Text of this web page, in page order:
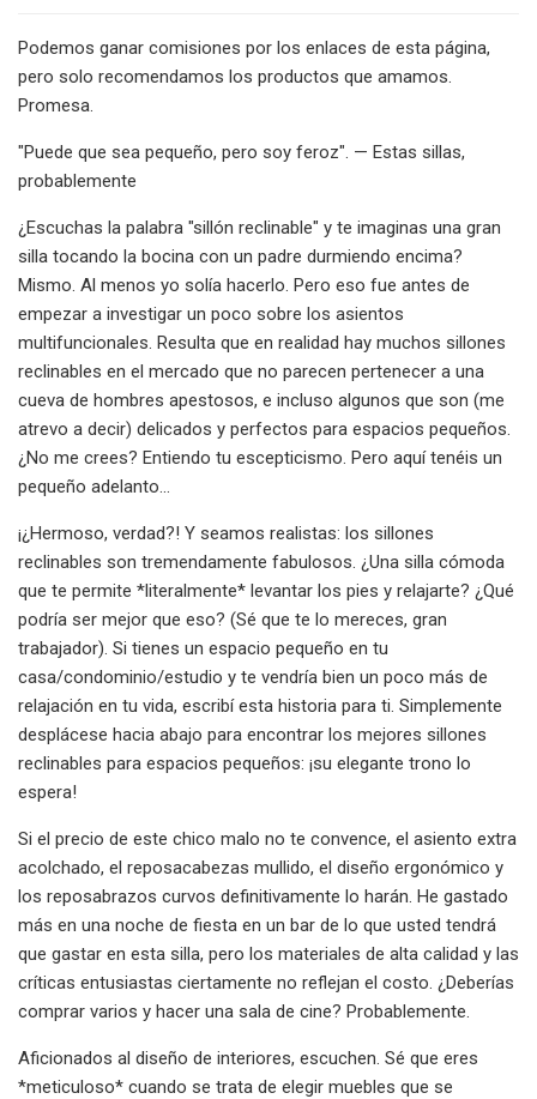
Podemos ganar comisiones por los enlaces de esta página,
pero solo recomendamos los productos que amamos.
Promesa.
"Puede que sea pequeño, pero soy feroz". — Estas sillas,
probablemente
¿Escuchas la palabra "sillón reclinable" y te imaginas una gran
silla tocando la bocina con un padre durmiendo encima?
Mismo. Al menos yo solía hacerlo. Pero eso fue antes de
empezar a investigar un poco sobre los asientos
multifuncionales. Resulta que en realidad hay muchos sillones
reclinables en el mercado que no parecen pertenecer a una
cueva de hombres apestosos, e incluso algunos que son (me
atrevo a decir) delicados y perfectos para espacios pequeños.
¿No me crees? Entiendo tu escepticismo. Pero aquí tenéis un
pequeño adelanto...
¡¿Hermoso, verdad?! Y seamos realistas: los sillones
reclinables son tremendamente fabulosos. ¿Una silla cómoda
que te permite *literalmente* levantar los pies y relajarte? ¿Qué
podría ser mejor que eso? (Sé que te lo mereces, gran
trabajador). Si tienes un espacio pequeño en tu
casa/condominio/estudio y te vendría bien un poco más de
relajación en tu vida, escribí esta historia para ti. Simplemente
desplácese hacia abajo para encontrar los mejores sillones
reclinables para espacios pequeños: ¡su elegante trono lo
espera!
Si el precio de este chico malo no te convence, el asiento extra
acolchado, el reposacabezas mullido, el diseño ergonómico y
los reposabrazos curvos definitivamente lo harán. He gastado
más en una noche de fiesta en un bar de lo que usted tendrá
que gastar en esta silla, pero los materiales de alta calidad y las
críticas entusiastas ciertamente no reflejan el costo. ¿Deberías
comprar varios y hacer una sala de cine? Probablemente.
Aficionados al diseño de interiores, escuchen. Sé que eres
*meticuloso* cuando se trata de elegir muebles que se